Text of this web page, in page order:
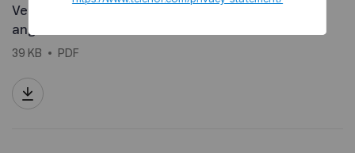
Vedlegg 6: Aksjonærforslag
angående sak 15
39 KB PDF